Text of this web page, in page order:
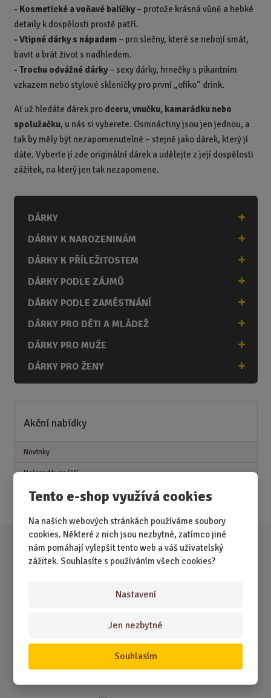
Tento e-shop využívá cookies
Na našich webových stránkách používáme soubory
cookies. Některé z nich jsou nezbytné, zatímco jiné
nám pomáhají vylepšit tento web a váš uživatelský
zážitek. Souhlasíte s používáním všech cookies?
Nastavení
Jen nezbytné
Souhlasím
- Kosmetické a voňavé balíčky– protože krásná vůně a hebké
detaily k dospělosti prostě patří.
- Vtipné dárky s nápadem– pro slečny, které se nebojí smát,
bavit a brát život s nadhledem.
- Trochu odvážné dárky– sexy dárky, hrnečky s pikantním
vzkazem nebo stylové skleničky pro první „ofiko“ drink.
Ať už hledáte dárek pro dceru, vnučku, kamarádku nebo
spolužačku, u nás si vyberete. Osmnáctiny jsou jen jednou, a
tak by měly být nezapomenutelné – stejně jako dárek, který jí
dáte. Vyberte jí zde originální dárek a udělejte z její dospělosti
zážitek, na který jen tak nezapomene.
DÁRKY
DÁRKY K NAROZENINÁM
DÁRKY K PŘÍLEŽITOSTEM
DÁRKY PODLE ZÁJMŮ
DÁRKY PODLE ZAMĚSTNÁNÍ
DÁRKY PRO DĚTI A MLÁDEŽ
DÁRKY PRO MUŽE
DÁRKY PRO ŽENY
Akční nabídky
Novinky
Nejprodávanější
Akce